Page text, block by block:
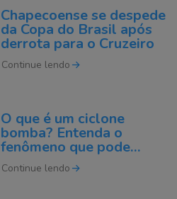
Chapecoense se despede
da Copa do Brasil após
derrota para o Cruzeiro
Continue lendo
O que é um ciclone
bomba? Entenda o
fenômeno que pode
atingir o Sul do Brasil
Continue lendo